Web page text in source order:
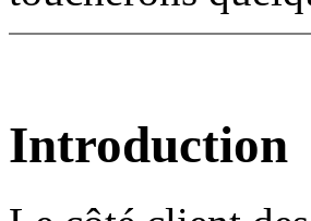
Introduction